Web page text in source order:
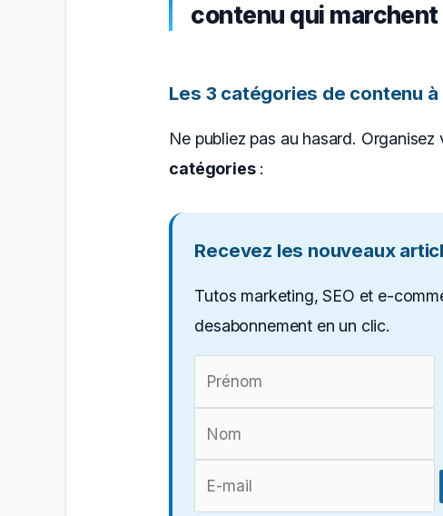
contenu qui marchent
Les 3 catégories de contenu
Ne publiez pas au hasard.
catégories:
Recevez les nouveaux
Tutos marketing, SEO et e-
desabonnement en un clic.